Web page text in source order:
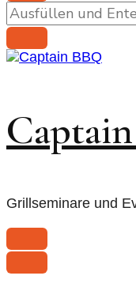
Suchst
du
nach
etwas?
Grillseminare und